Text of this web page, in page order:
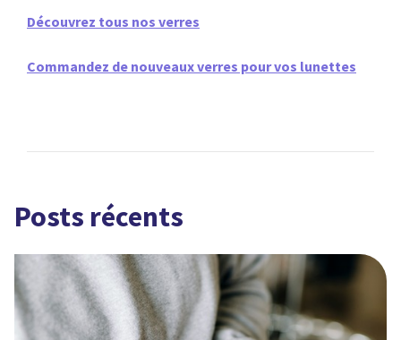
Découvrez tous nos verres
Commandez de nouveaux verres pour vos lunettes
Posts récents